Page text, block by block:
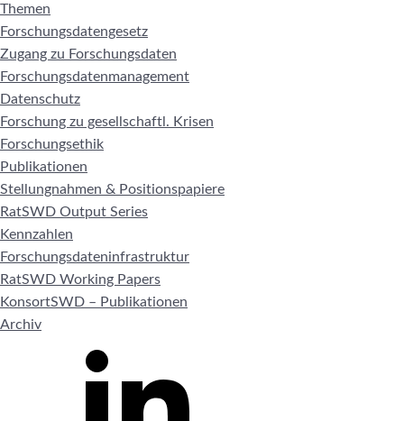
Themen
Forschungsdatengesetz
Zugang zu Forschungsdaten
Forschungsdatenmanagement
Datenschutz
Forschung zu gesellschaftl. Krisen
Forschungsethik
Publikationen
Stellungnahmen & Positionspapiere
RatSWD Output Series
Kennzahlen
Forschungsdateninfrastruktur
RatSWD Working Papers
KonsortSWD – Publikationen
Archiv